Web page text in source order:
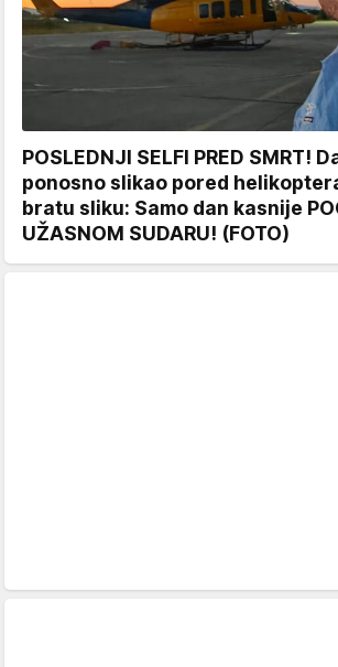
POSLEDNJI SELFI PRED SMRT!
ponosno slikao pored
bratu sliku: Samo dan kasnije
UŽASNOM SUDARU! (FOTO)